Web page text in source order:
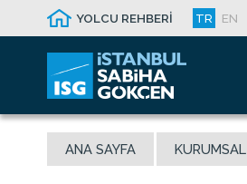
YOLCU REHBERİ TR EN
ANA SAYFA KURUMSAL